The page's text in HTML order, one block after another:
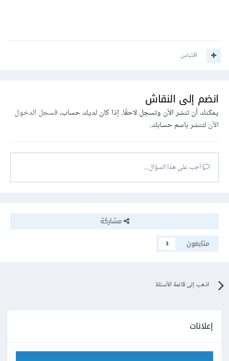
اقتباس
انضم إلى النقاش
يمكنك أن تنشر الآن وتسجل لاحقًا. إذا كان لديك حساب،فسجل الدخول
الآنلتنشر باسم حسابك.
أجب على هذا السؤال...
مشاركة
متابعون
3
اذهب إلى قائمة الأسئلة
إعلانات